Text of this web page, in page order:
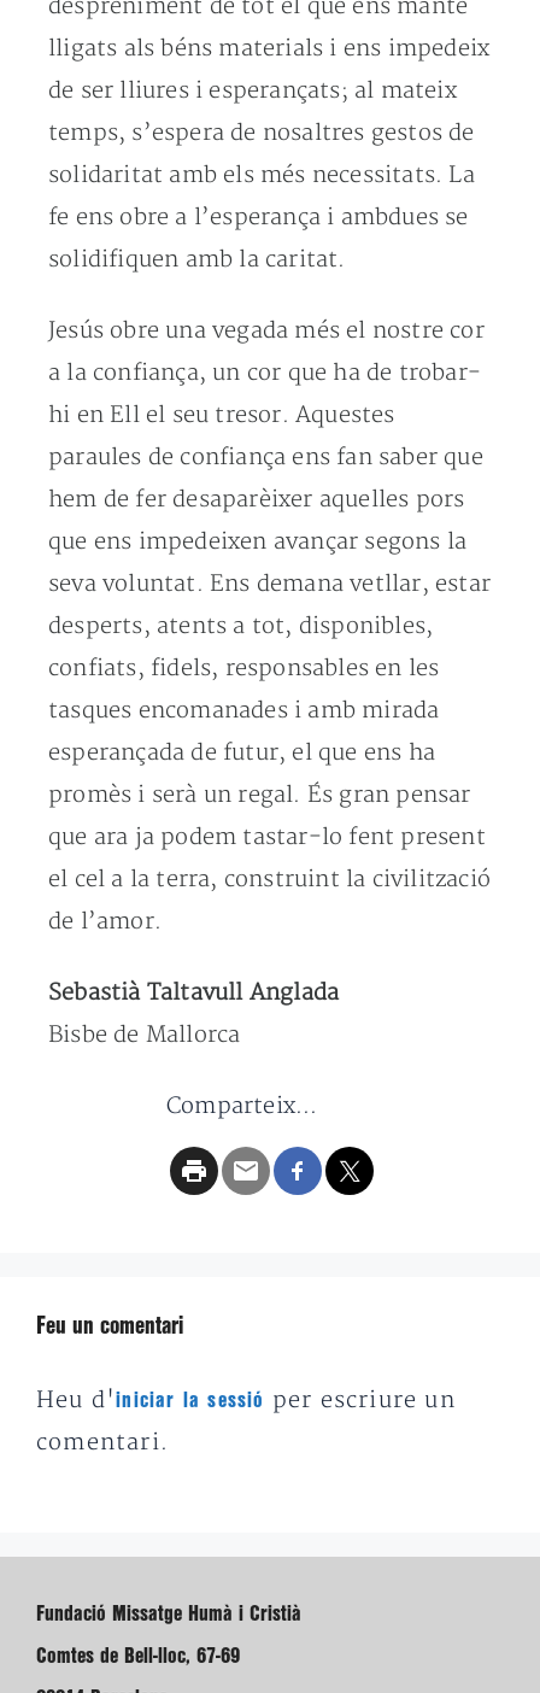
despreniment de tot el que ens manté
lligats als béns materials i ens impedeix
de ser lliures i esperançats; al mateix
temps, s’espera de nosaltres gestos de
solidaritat amb els més necessitats. La
fe ens obre a l’esperança i ambdues se
solidifiquen amb la caritat.
Jesús obre una vegada més el nostre cor
a la confiança, un cor que ha de trobar-
hi en Ell el seu tresor. Aquestes
paraules de confiança ens fan saber que
hem de fer desaparèixer aquelles pors
que ens impedeixen avançar segons la
seva voluntat. Ens demana vetllar, estar
desperts, atents a tot, disponibles,
confiats, fidels, responsables en les
tasques encomanades i amb mirada
esperançada de futur, el que ens ha
promès i serà un regal. És gran pensar
que ara ja podem tastar-lo fent present
el cel a la terra, construint la civilització
de l’amor.
Sebastià Taltavull Anglada
Bisbe de Mallorca
Comparteix...
Feu un comentari
Heu d'iniciar la sessió
per escriure un
comentari.
Fundació Missatge Humà i Cristià
Comtes de Bell-lloc, 67-69